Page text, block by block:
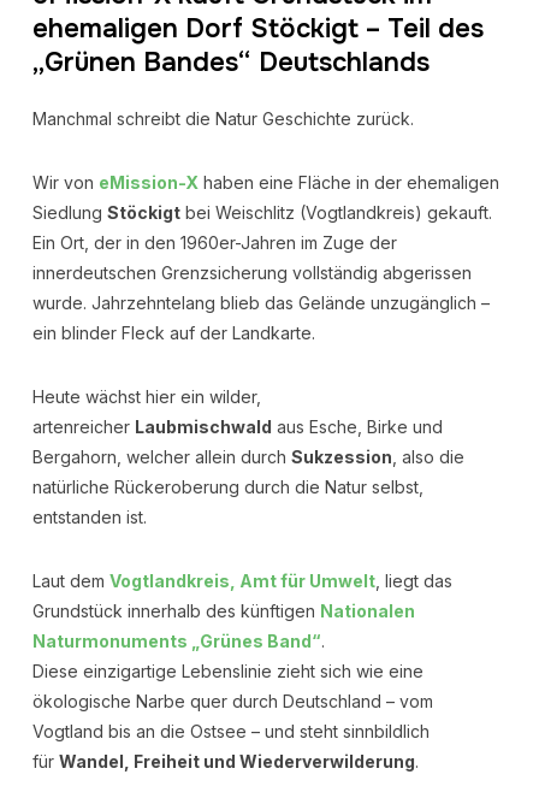
ehemaligen Dorf Stöckigt – Teil des
„Grünen Bandes“ Deutschlands
Manchmal schreibt die Natur Geschichte zurück.
Wir von eMission-X haben eine Fläche in der ehemaligen
Siedlung Stöckigtbei Weischlitz (Vogtlandkreis) gekauft.
Ein Ort, der in den 1960er-Jahren im Zuge der
innerdeutschen Grenzsicherung vollständig abgerissen
wurde. Jahrzehntelang blieb das Gelände unzugänglich –
ein blinder Fleck auf der Landkarte.
Heute wächst hier ein wilder,
artenreicher Laubmischwald aus Esche, Birke und
Bergahorn, welcher allein durch Sukzession , also die
natürliche Rückeroberung durch die Natur selbst,
entstanden ist.
Laut dem Vogtlandkreis, Amt für Umwelt, liegt das
Grundstück innerhalb des künftigen Nationalen
Naturmonuments „Grünes Band“.
Diese einzigartige Lebenslinie zieht sich wie eine
ökologische Narbe quer durch Deutschland – vom
Vogtland bis an die Ostsee – und steht sinnbildlich
für Wandel, Freiheit und Wiederverwilderung.